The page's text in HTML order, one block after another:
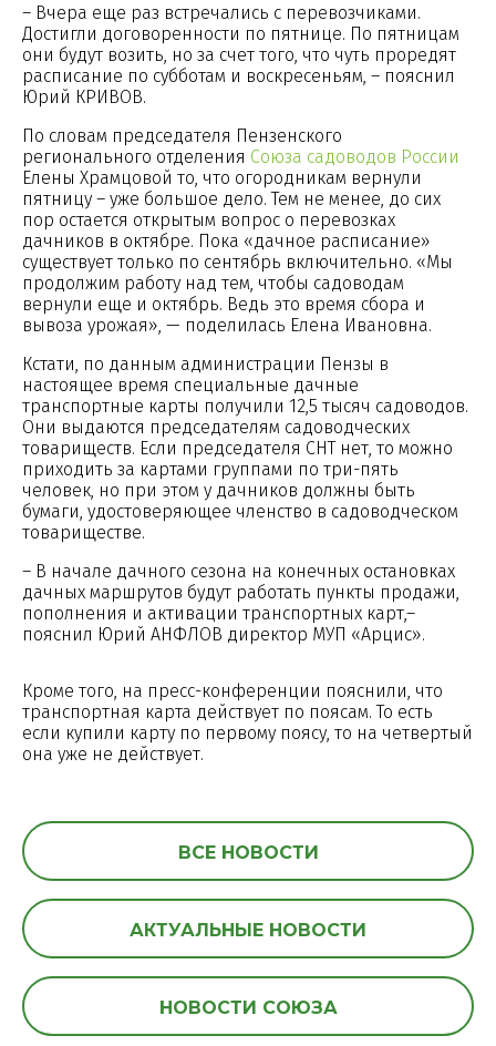
– Вчера еще раз встречались с перевозчиками.
Достигли договоренности по пятнице. По пятницам
они будут возить, но за счет того, что чуть проредят
расписание по субботам и воскресеньям, – пояснил
Юрий КРИВОВ.
По словам председателя Пензенского
регионального отделения Союза садоводов России
Елены Храмцовой то, что огородникам вернули
пятницу – уже большое дело. Тем не менее, до сих
пор остается открытым вопрос о перевозках
дачников в октябре. Пока «дачное расписание»
существует только по сентябрь включительно. «Мы
продолжим работу над тем, чтобы садоводам
вернули еще и октябрь. Ведь это время сбора и
вывоза урожая», — поделилась Елена Ивановна.
Кстати, по данным администрации Пензы в
настоящее время специальные дачные
транспортные карты получили 12,5 тысяч садоводов.
Они выдаются председателям садоводческих
товариществ. Если председателя СНТ нет, то можно
приходить за картами группами по три-пять
человек, но при этом у дачников должны быть
бумаги, удостоверяющее членство в садоводческом
товариществе.
– В начале дачного сезона на конечных остановках
дачных маршрутов будут работать пункты продажи,
пополнения и активации транспортных карт,–
пояснил Юрий АНФЛОВ директор МУП «Арцис».
Кроме того, на пресс-конференции пояснили, что
транспортная карта действует по поясам. То есть
если купили карту по первому поясу, то на четвертый
она уже не действует.
ВСЕ НОВОСТИ
АКТУАЛЬНЫЕ НОВОСТИ
НОВОСТИ СОЮЗА